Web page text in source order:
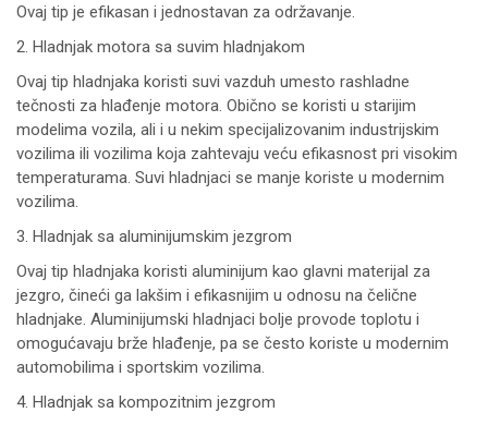
Ovaj tip je efikasan i jednostavan za održavanje.
2. Hladnjak motora sa suvim hladnjakom
Ovaj tip hladnjaka koristi suvi vazduh umesto rashladne
tečnosti za hlađenje motora. Obično se koristi u starijim
modelima vozila, ali i u nekim specijalizovanim industrijskim
vozilima ili vozilima koja zahtevaju veću efikasnost pri visokim
temperaturama. Suvi hladnjaci se manje koriste u modernim
vozilima.
3. Hladnjak sa aluminijumskim jezgrom
Ovaj tip hladnjaka koristi aluminijum kao glavni materijal za
jezgro, čineći ga lakšim i efikasnijim u odnosu na čelične
hladnjake. Aluminijumski hladnjaci bolje provode toplotu i
omogućavaju brže hlađenje, pa se često koriste u modernim
automobilima i sportskim vozilima.
4. Hladnjak sa kompozitnim jezgrom